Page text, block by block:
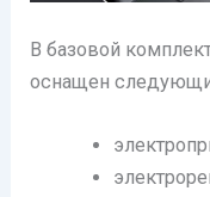
В базовой
оснащен